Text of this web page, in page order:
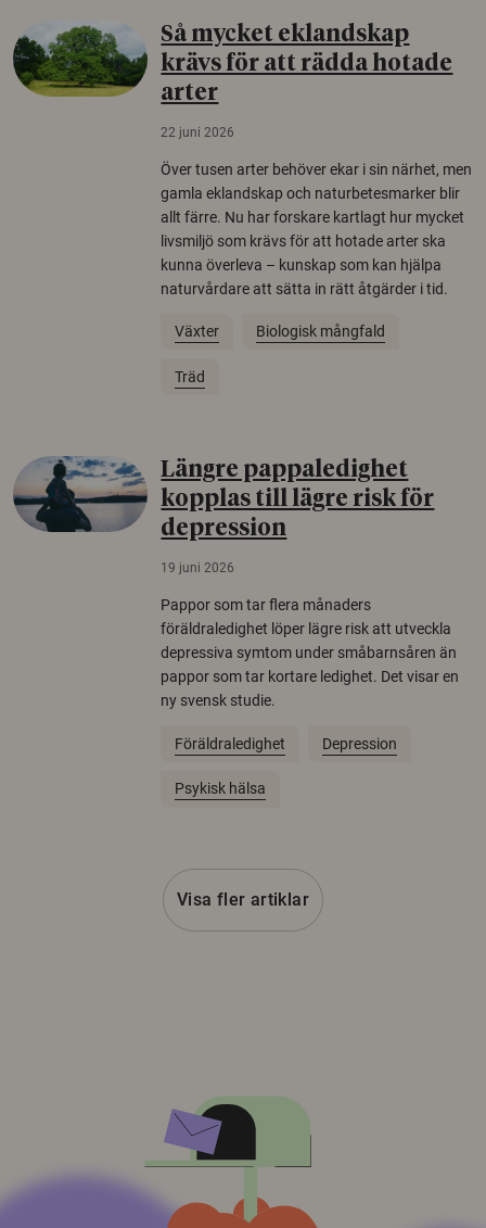
Så mycket eklandskap
krävs för att rädda hotade
arter
22 juni 2026
Över tusen arter behöver ekar i sin närhet, men
gamla eklandskap och naturbetesmarker blir
allt färre. Nu har forskare kartlagt hur mycket
livsmiljö som krävs för att hotade arter ska
kunna överleva – kunskap som kan hjälpa
naturvårdare att sätta in rätt åtgärder i tid.
Växter Biologisk mångfald
Träd
Längre pappaledighet
kopplas till lägre risk för
depression
19 juni 2026
Pappor som tar flera månaders
föräldraledighet löper lägre risk att utveckla
depressiva symtom under småbarnsåren än
pappor som tar kortare ledighet. Det visar en
ny svensk studie.
Föräldraledighet Depression
Psykisk hälsa
Visa fler artiklar